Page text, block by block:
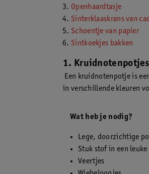
Openhaardtasje
Sinterklaaskrans van
Schoentje van papier
Sintkoekjes bakken
1.
Een kruidnotenpotje is
in verschillende kleuren
Wat heb je nodig?
Lege, doorzichtige
Stuk stof in een
Veertjes